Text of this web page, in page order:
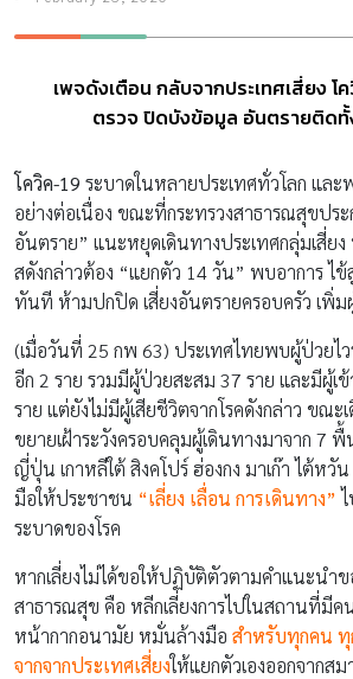
เพจดังเตือน กลับจากประเทศเสี่ยง โ
ตรวจ ปิดบังข้อมูล อันตรายติด
โควิค-19 ระบาดในหลายประเทศทั่วโลก แล
อย่างต่อเนื่อง ขณะที่กระทรวงสาธารณสุขปร
อันตราย” แนะหยุดเดินทางประเทศกลุ่มเสี่ยง
สดังกล่าวต้อง “แยกตัว 14 วัน” พบอาการ ไ
ทันที ห้ามปกปิด เสี่ยงอันตรายครอบครัว เพิ่มผู้
(เมื่อวันที่ 25 กพ 63) ประเทศไทยพบผู้ป่วยไ
อีก 2 ราย รวมมีผู้ป่วยสะสม 37 ราย และมีผู้เข้
ราย แต่ยังไม่มีผู้เสียชีวิตจากโรคดังกล่าว ขณะ
ขยายเฝ้าระวังครอบคลุมผู้เดินทางมาจาก 7 พื้
ญี่ปุ่น เกาหลีใต้ สิงคโปร์ ฮ่องกง มาเก๊า ไต้ห
มือให้ประชาชน “เลี่ยง เลื่อน การเดินทาง”
ระบาดของโรค
หากเลี่ยงไม่ได้ขอให้ปฏิบัติตัวตามคำแนะนำข
สาธารณสุข คือ หลีกเลี่ยงการไปในสถานที่มี
หน้ากากอนามัย หมั่นล้างมือ สำหรับทุกคน ทุ
จากจากประเทศเสี่ยงให้แยกตัวเองออกจากส